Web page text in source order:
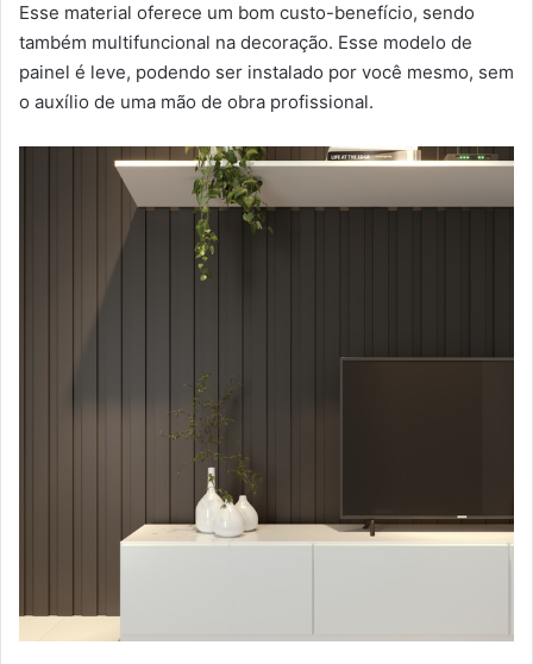
Esse material oferece um bom custo-benefício, sendo
também multifuncional na decoração. Esse modelo de
painel é leve, podendo ser instalado por você mesmo, sem
o auxílio de uma mão de obra profissional.